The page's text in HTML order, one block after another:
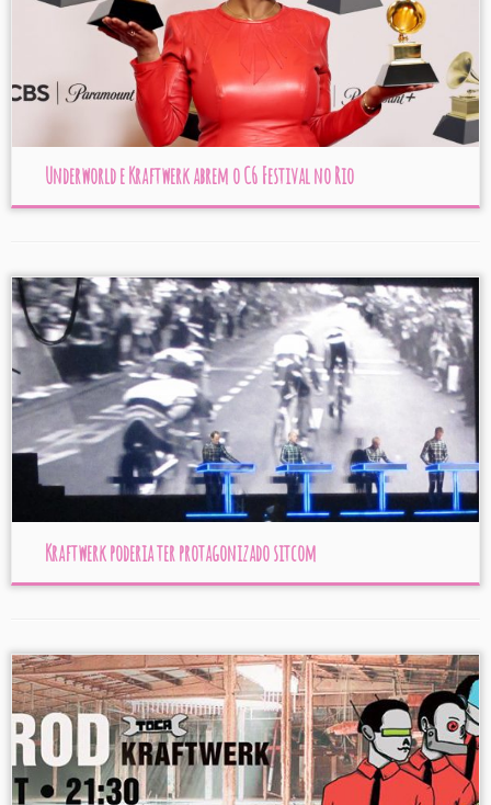
Underworld e Kraftwerk abrem o C6 Festival no Rio
Kraftwerk poderia ter protagonizado sitcom